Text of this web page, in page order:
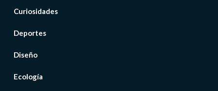
Curiosidades
Deportes
Diseño
Ecología